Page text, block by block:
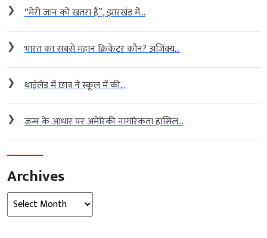
❯ “मेरी जान को खतरा है”, झारखंड में...
❯ भारत का सबसे महान क्रिकेटर कौन? अजिंक्य...
❯ थाईलैंड में छात्र ने स्कूल में की...
❯ जन्म के आधार पर अमेरिकी नागरिकता हासिल...
Archives
Archives